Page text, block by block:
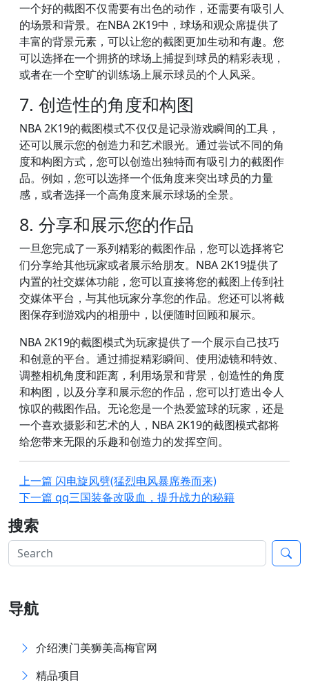
一个好的截图不仅需要有出色的动作，还需要有吸引人
的场景和背景。在NBA 2K19中，球场和观众席提供了
丰富的背景元素，可以让您的截图更加生动和有趣。您
可以选择在一个拥挤的球场上捕捉到球员的精彩表现，
或者在一个空旷的训练场上展示球员的个人风采。
7. 创造性的角度和构图
NBA 2K19的截图模式不仅仅是记录游戏瞬间的工具，
还可以展示您的创造力和艺术眼光。通过尝试不同的角
度和构图方式，您可以创造出独特而有吸引力的截图作
品。例如，您可以选择一个低角度来突出球员的力量
感，或者选择一个高角度来展示球场的全景。
8. 分享和展示您的作品
一旦您完成了一系列精彩的截图作品，您可以选择将它
们分享给其他玩家或者展示给朋友。NBA 2K19提供了
内置的社交媒体功能，您可以直接将您的截图上传到社
交媒体平台，与其他玩家分享您的作品。您还可以将截
图保存到游戏内的相册中，以便随时回顾和展示。
NBA 2K19的截图模式为玩家提供了一个展示自己技巧
和创意的平台。通过捕捉精彩瞬间、使用滤镜和特效、
调整相机角度和距离，利用场景和背景，创造性的角度
和构图，以及分享和展示您的作品，您可以打造出令人
惊叹的截图作品。无论您是一个热爱篮球的玩家，还是
一个喜欢摄影和艺术的人，NBA 2K19的截图模式都将
给您带来无限的乐趣和创造力的发挥空间。
上一篇 闪电旋风劈(猛烈电风暴席卷而来)
下一篇 qq三国装备改吸血，提升战力的秘籍
搜索
导航
介绍澳门美狮美高梅官网
精品项目